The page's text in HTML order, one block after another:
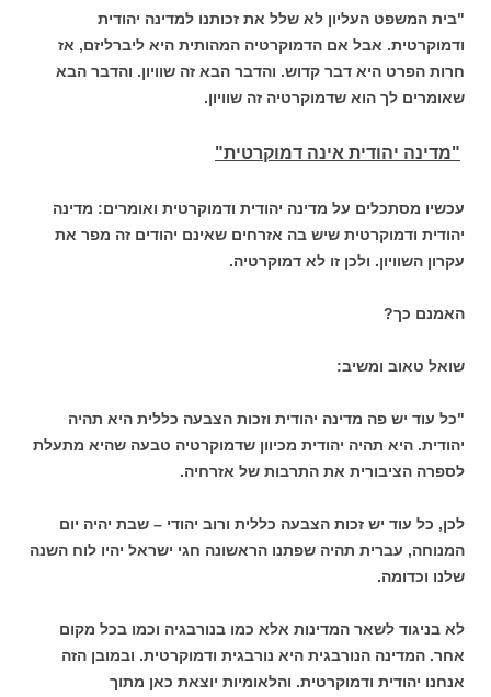
"בית המשפט העליון לא שלל את זכותנו למדינה יהודית
ודמוקרטית. אבל אם הדמוקרטיה המהותית היא ליברליזם, אז
חרות הפרט היא דבר קדוש. והדבר הבא זה שוויון. והדבר הבא
שאומרים לך הוא שדמוקרטיה זה שוויון.
"מדינה יהודית אינה דמוקרטית"
עכשיו מסתכלים על מדינה יהודית ודמוקרטית ואומרים: מדינה
יהודית ודמוקרטית שיש בה אזרחים שאינם יהודים זה מפר את
עקרון השוויון. ולכן זו לא דמוקרטיה.
האמנם כך?
שואל טאוב ומשיב:
"כל עוד יש פה מדינה יהודית וזכות הצבעה כללית היא תהיה
יהודית. היא תהיה יהודית מכיוון שדמוקרטיה טבעה שהיא מתעלת
לספרה הציבורית את התרבות של אזרחיה.
לכן, כל עוד יש זכות הצבעה כללית ורוב יהודי – שבת יהיה יום
המנוחה, עברית תהיה שפתנו הראשונה חגי ישראל יהיו לוח השנה
שלנו וכדומה.
לא בניגוד לשאר המדינות אלא כמו בנורבגיה וכמו בכל מקום
אחר. המדינה הנורבגית היא נורבגית ודמוקרטית. ובמובן הזה
אנחנו יהודית ודמוקרטית. והלאומיות יוצאת כאן מתוך